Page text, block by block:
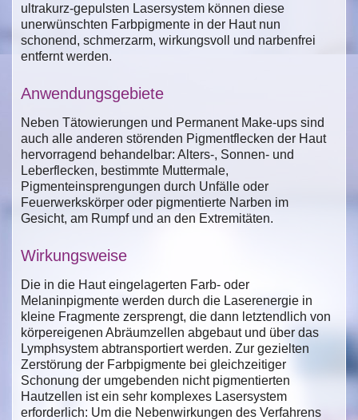
ultrakurz-gepulsten Lasersystem können diese
unerwünschten Farbpigmente in der Haut nun
schonend, schmerzarm, wirkungsvoll und narbenfrei
entfernt werden.
Anwendungsgebiete
Neben Tätowierungen und Permanent Make-ups sind
auch alle anderen störenden Pigmentflecken der Haut
hervorragend behandelbar: Alters-, Sonnen- und
Leberflecken, bestimmte Muttermale,
Pigmenteinsprengungen durch Unfälle oder
Feuerwerkskörper oder pigmentierte Narben im
Gesicht, am Rumpf und an den Extremitäten.
Wirkungsweise
Die in die Haut eingelagerten Farb- oder
Melaninpigmente werden durch die Laserenergie in
kleine Fragmente zersprengt, die dann letztendlich von
körpereigenen Abräumzellen abgebaut und über das
Lymphsystem abtransportiert werden. Zur gezielten
Zerstörung der Farbpigmente bei gleichzeitiger
Schonung der umgebenden nicht pigmentierten
Hautzellen ist ein sehr komplexes Lasersystem
erforderlich: Um die Nebenwirkungen des Verfahrens